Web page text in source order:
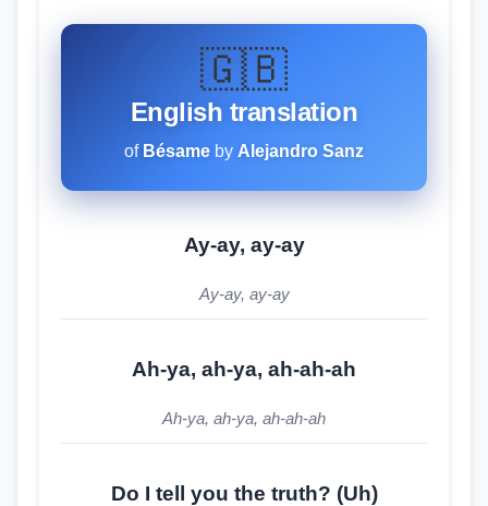
🇬🇧
English translation
of Bésame by Alejandro Sanz
Ay-ay, ay-ay
Ay-ay, ay-ay
Ah-ya, ah-ya, ah-ah-ah
Ah-ya, ah-ya, ah-ah-ah
Do I tell you the truth? (Uh)